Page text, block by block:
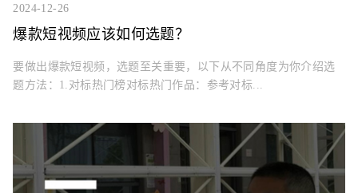
2024-12-26
爆款短视频应该如何选题？
要做出爆款短视频，选题至关重要，以下从不同角度为你介绍选
题方法：1.对标热门榜对标热门作品：参考对标...